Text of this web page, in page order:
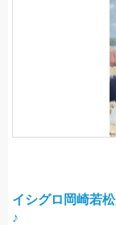
イシグロ岡崎若
♪